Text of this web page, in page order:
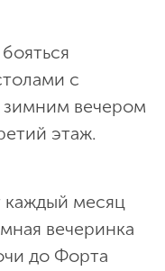
с
вечером
этаж.
каждый месяц
вечеринка
до Форта